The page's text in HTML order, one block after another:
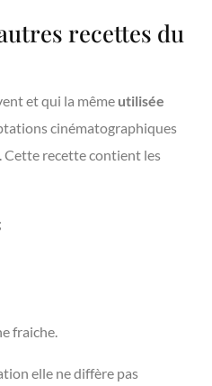
recettes du
et qui la même utilisée
cinématographiques
Cette recette contient les
;
fraiche.
elle ne diffère pas